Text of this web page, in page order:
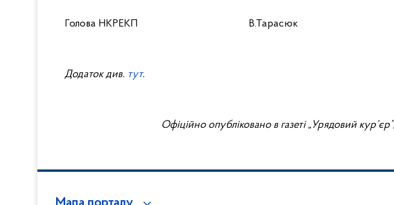
Голова НКРЕКП В.Тарасюк
Додаток див. тут.
Офіційно опубліковано в газеті „Урядовий кур’єр”,